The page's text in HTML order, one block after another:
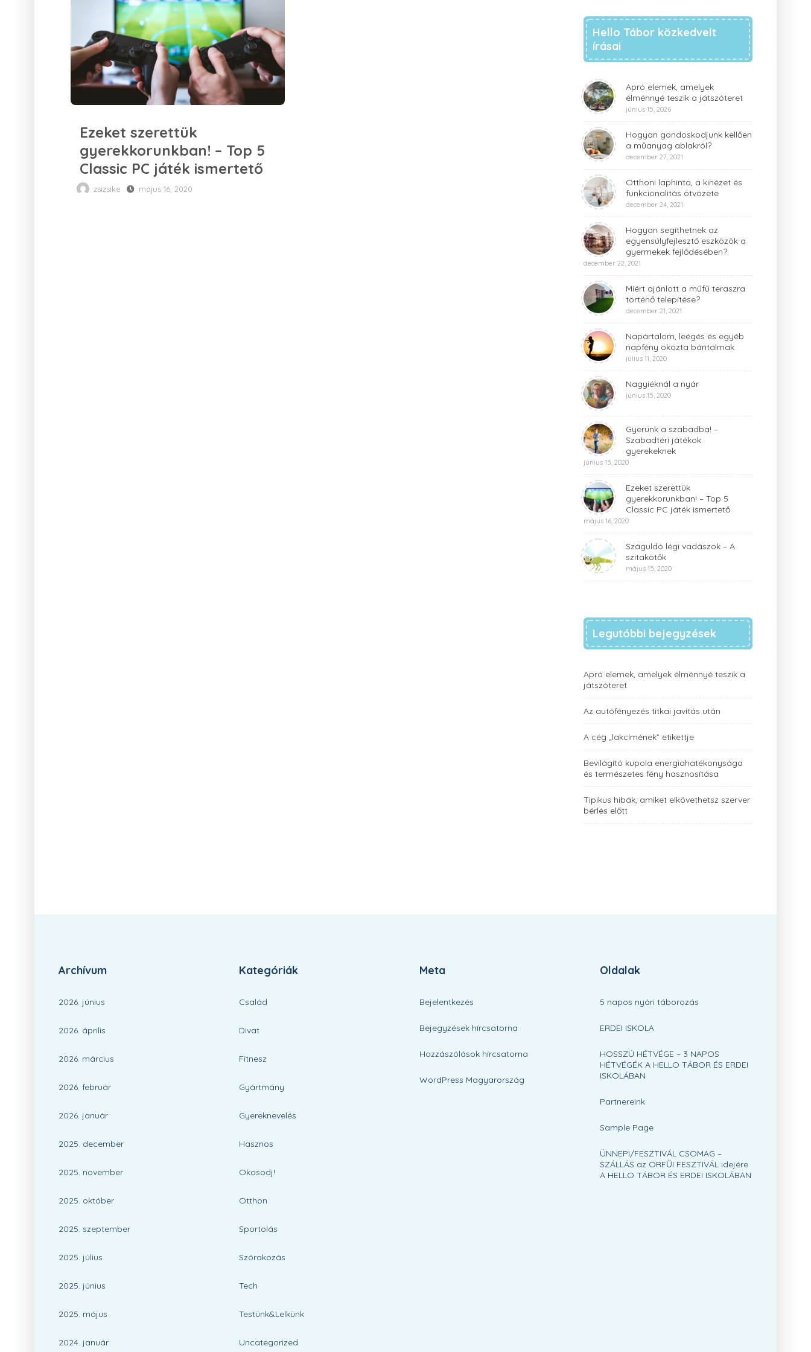
Ezeket szerettük
gyerekkorunkban! – Top 5
Classic PC játék ismertető
zsizsike május 16, 2020
Hello Tábor közkedvelt
írásai
Apró elemek, amelyek
élménnyé teszik a játszóteret
június 15, 2026
Hogyan gondoskodjunk kellően
a műanyag ablakról?
december 27, 2021
Otthoni laphinta, a kinézet és
funkcionalitás ötvözete
december 24, 2021
Hogyan segíthetnek az
egyensúlyfejlesztő eszközök a
gyermekek fejlődésében?
december 22, 2021
Miért ajánlott a műfű teraszra
történő telepítése?
december 21, 2021
Napártalom, leégés és egyéb
napfény okozta bántalmak
július 11, 2020
Nagyiéknál a nyár
június 15, 2020
Gyerünk a szabadba! –
Szabadtéri játékok
gyerekeknek
június 15, 2020
Ezeket szerettük
gyerekkorunkban! – Top 5
Classic PC játék ismertető
május 16, 2020
Száguldó légi vadászok – A
szitakötők
május 15, 2020
Legutóbbi bejegyzések
Apró elemek, amelyek élménnyé teszik a
játszóteret
Az autófényezés titkai javítás után
A cég „lakcímének” etikettje
Bevilágító kupola energiahatékonysága
és természetes fény hasznosítása
Tipikus hibák, amiket elkövethetsz szerver
bérlés előtt
Archívum
2026. június
2026. április
2026. március
2026. február
2026. január
2025. december
2025. november
2025. október
2025. szeptember
2025. július
2025. június
2025. május
2024. január
Kategóriák
Család
Divat
Fitnesz
Gyártmány
Gyereknevelés
Hasznos
Okosodj!
Otthon
Sportolás
Szórakozás
Tech
Testünk&Lelkünk
Uncategorized
Meta
Bejelentkezés
Bejegyzések hírcsatorna
Hozzászólások hírcsatorna
WordPress Magyarország
Oldalak
5 napos nyári táborozás
ERDEI ISKOLA
HOSSZÚ HÉTVÉGE – 3 NAPOS
HÉTVÉGÉK A HELLO TÁBOR ÉS ERDEI
ISKOLÁBAN
Partnereink
Sample Page
ÜNNEPI/FESZTIVÁL CSOMAG –
SZÁLLÁS az ORFŰI FESZTIVÁL idejére
A HELLO TÁBOR ÉS ERDEI ISKOLÁBAN